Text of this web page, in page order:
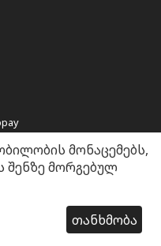
მონაცემებს,
შენზე მორგებულ
თანხმობა